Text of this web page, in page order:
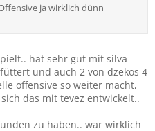
ja wirklich dünn
hat sehr gut mit silva
und auch 2 von dzekos 4
offensive so weiter macht,
das mit tevez entwickelt..
zu haben.. war wirklich